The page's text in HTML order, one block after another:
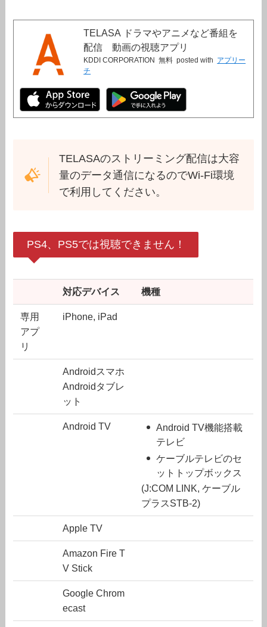
TELASA ドラマやアニメなど番組を
配信 動画の視聴アプリ
KDDI CORPORATION 無料 posted with アプリー
チ
TELASAのストリーミング配信は大容
量のデータ通信になるのでWi-Fi環境
で利用してください。
PS4、PS5では視聴できません！
対応デバイス 機種
専用
アプ
リ
iPhone, iPad
Androidスマホ
Androidタブレ
ット
Android TV
Android TV機能搭載
テレビ
ケーブルテレビのセ
ットトップボックス
(J:COM LINK, ケーブル
プラスSTB-2)
Apple TV
Amazon Fire T
V Stick
Google Chrom
ecast